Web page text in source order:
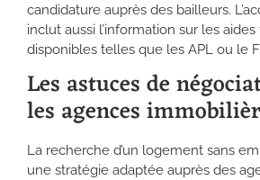
candidature auprès des bailleurs.
inclut aussi l’information sur les
disponibles telles que les APL ou le
Les astuces de
les agences
La recherche d’un logement sans
une stratégie adaptée auprès des